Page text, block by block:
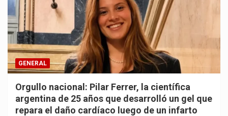
GENERAL
Orgullo nacional: Pilar Ferrer, la científica
argentina de 25 años que desarrolló un gel que
repara el daño cardíaco luego de un infarto